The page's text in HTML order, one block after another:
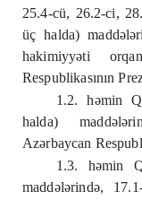
25.4-cü, 26.2-ci,
üç halda)
hakimiyyəti
Respublikasının
1.2. həmin
halda)
Azərbaycan
1.3. həmin
maddələrində,